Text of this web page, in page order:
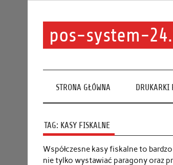
pos-system-
STRONA GŁÓWNA DRUKARKI
TAG: KASY FISKALNE
Współczesne kasy fiskalne to
nie tylko wystawiać paragony oraz